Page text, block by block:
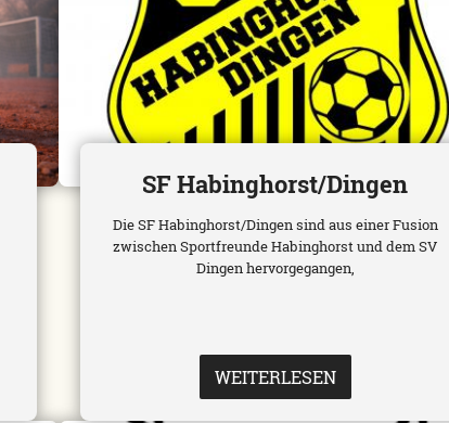
SF Habinghorst/Dingen
Die SF Habinghorst/Dingen sind aus einer Fusion
zwischen Sportfreunde Habinghorst und dem SV
Dingen hervorgegangen,
WEITERLESEN